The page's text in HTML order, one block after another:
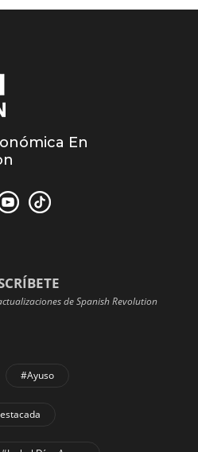
En
de Spanish Revolution
#Ayuso